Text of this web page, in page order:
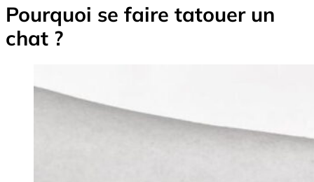
Pourquoi se faire tatouer un
chat ?